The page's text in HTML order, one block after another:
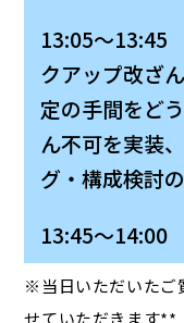
13:05～13:45
クアップ改ざ
定の手間をど
ん不可を実装
グ・構成検討
13:45～14:00
※当日いただいたご
せていただきます**